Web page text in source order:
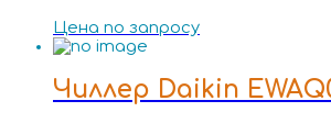
Цена по запросу
Чиллер Daikin